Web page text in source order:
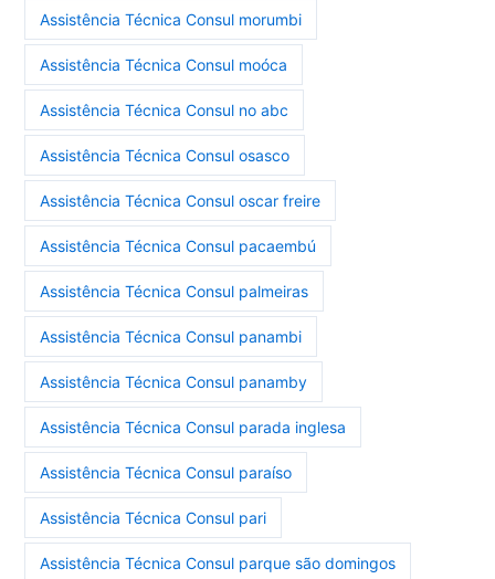
Assistência Técnica Consul morumbi
Assistência Técnica Consul moóca
Assistência Técnica Consul no abc
Assistência Técnica Consul osasco
Assistência Técnica Consul oscar freire
Assistência Técnica Consul pacaembú
Assistência Técnica Consul palmeiras
Assistência Técnica Consul panambi
Assistência Técnica Consul panamby
Assistência Técnica Consul parada inglesa
Assistência Técnica Consul paraíso
Assistência Técnica Consul pari
Assistência Técnica Consul parque são domingos